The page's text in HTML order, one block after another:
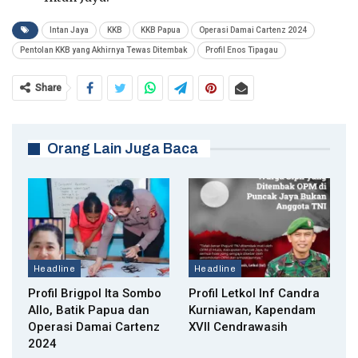
Intan Jaya KKB KKB Papua Operasi Damai Cartenz 2024
Pentolan KKB yang Akhirnya Tewas Ditembak Profil Enos Tipagau
Share
Orang Lain Juga Baca
Headline
Profil Brigpol Ita Sombo
Allo, Batik Papua dan
Operasi Damai Cartenz
2024
Headline
Profil Letkol Inf Candra
Kurniawan, Kapendam
XVII Cendrawasih